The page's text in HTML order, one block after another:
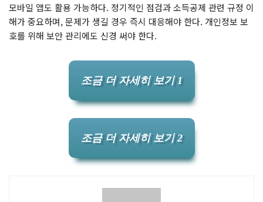
모바일 앱도 활용 가능하다. 정기적인 점검과 소득공제 관련 규정 이
해가 중요하며, 문제가 생길 경우 즉시 대응해야 한다. 개인정보 보
호를 위해 보안 관리에도 신경 써야 한다.
조금 더 자세히 보기 1
조금 더 자세히 보기 2